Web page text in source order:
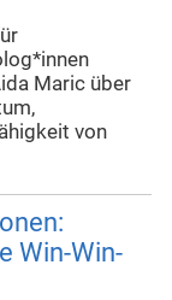
Maric über
von
Win-Win-